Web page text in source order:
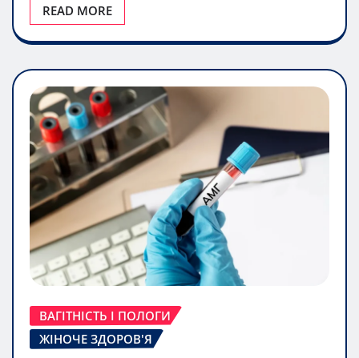
READ MORE
ВАГІТНІСТЬ І ПОЛОГИ
ЖІНОЧЕ ЗДОРОВ'Я